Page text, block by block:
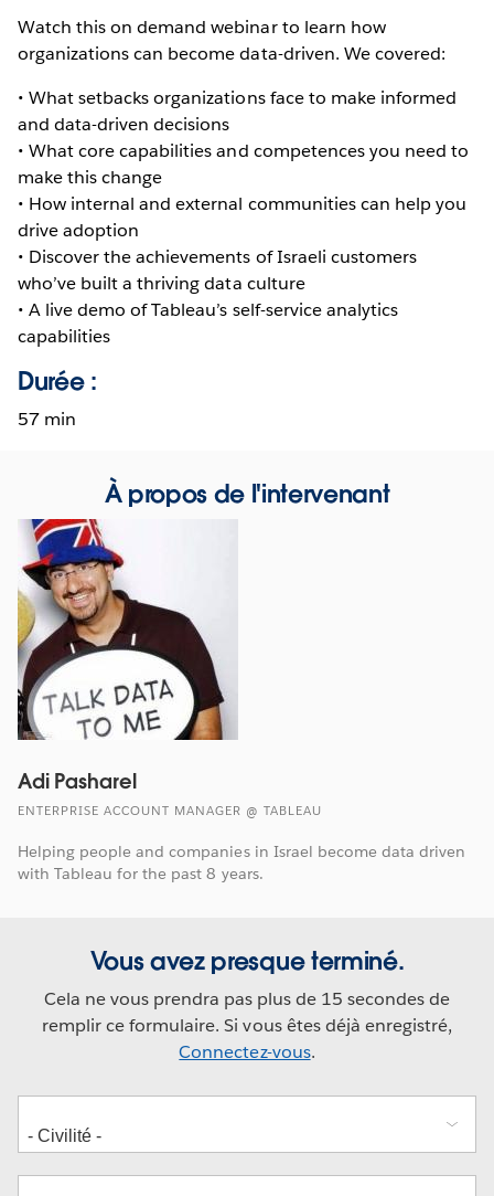
Watch this on demand webinar to learn how
organizations can become data-driven. We covered:
• What setbacks organizations face to make informed
and data-driven decisions
• What core capabilities and competences you need to
make this change
• How internal and external communities can help you
drive adoption
• Discover the achievements of Israeli customers
who’ve built a thriving data culture
• A live demo of Tableau’s self-service analytics
capabilities
Durée :
57 min
À propos de l'intervenant
Adi Pasharel
ENTERPRISE ACCOUNT MANAGER @ TABLEAU
Helping people and companies in Israel become data driven
with Tableau for the past 8 years.
Vous avez presque terminé.
Cela ne vous prendra pas plus de 15 secondes de
remplir ce formulaire. Si vous êtes déjà enregistré,
Connectez-vous.